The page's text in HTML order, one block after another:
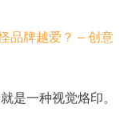
是一种视觉烙印。